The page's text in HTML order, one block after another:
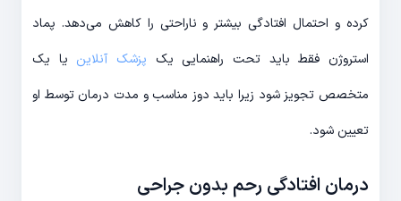
کرده و احتمال افتادگی بیشتر و ناراحتی را کاهش می‌دهد. پماد
استروژن فقط باید تحت راهنمایی یک پزشک آنلاین یا یک
متخصص تجویز شود زیرا باید دوز مناسب و مدت درمان توسط او
تعیین شود.
درمان افتادگی رحم بدون جراحی